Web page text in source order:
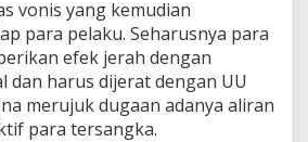
vonis yang kemudian
para pelaku. Seharusnya para
efek jerah dengan
dan harus dijerat dengan UU
merujuk dugaan adanya aliran
para tersangka.